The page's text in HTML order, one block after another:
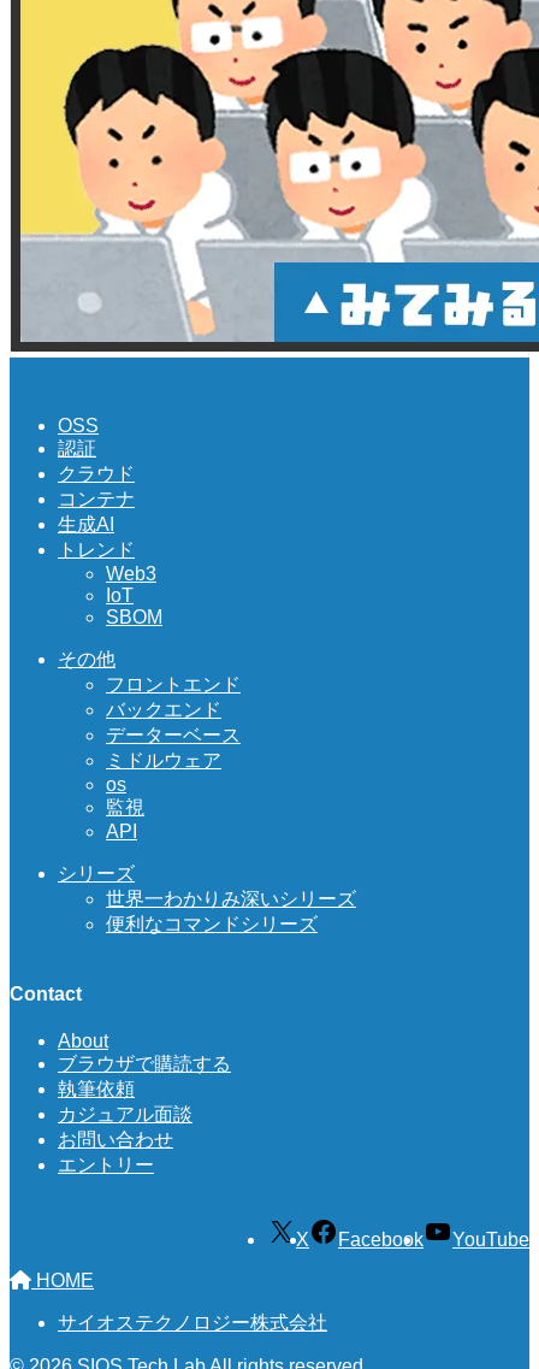
OSS
認証
クラウド
コンテナ
生成AI
トレンド
Web3
IoT
SBOM
その他
フロントエンド
バックエンド
データーベース
ミドルウェア
os
監視
API
シリーズ
世界一わかりみ深いシリーズ
便利なコマンドシリーズ
Contact
About
ブラウザで購読する
執筆依頼
カジュアル面談
お問い合わせ
エントリー
X Facebook
YouTube
HOME
サイオステクノロジー株式会社